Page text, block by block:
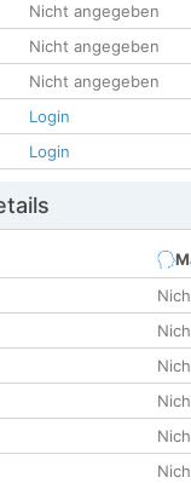
Nicht angegeben
Nicht angegeben
Nicht angegeben
Login
Login